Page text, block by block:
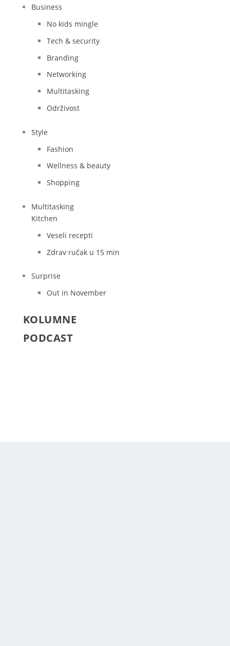
Business
No kids mingle
Tech & security
Branding
Networking
Multitasking
Održivost
Style
Fashion
Wellness & beauty
Shopping
Multitasking
Kitchen
Veseli recepti
Zdrav ručak u 15 min
Surprise
Out in November
KOLUMNE
PODCAST